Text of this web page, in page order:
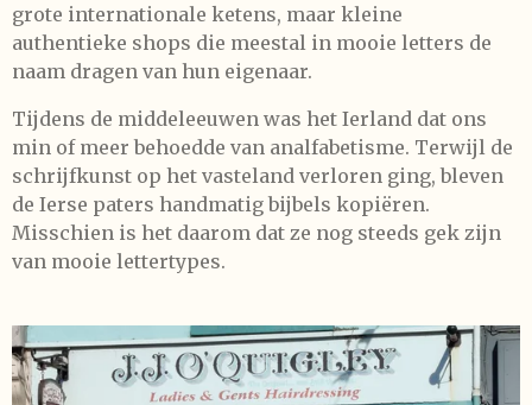
grote internationale ketens, maar kleine
authentieke shops die meestal in mooie letters de
naam dragen van hun eigenaar.
Tijdens de middeleeuwen was het Ierland dat ons
min of meer behoedde van analfabetisme. Terwijl de
schrijfkunst op het vasteland verloren ging, bleven
de Ierse paters handmatig bijbels kopiëren.
Misschien is het daarom dat ze nog steeds gek zijn
van mooie lettertypes.